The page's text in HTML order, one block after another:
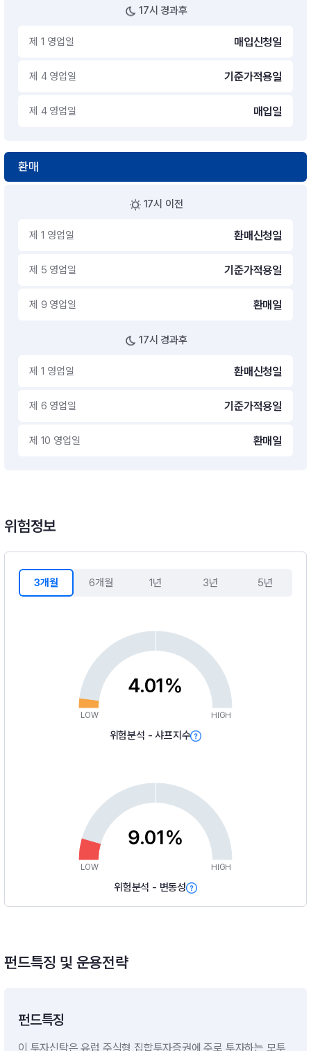
17시 경과후
제 1 영업일 매입신청일
제 4 영업일 기준가적용일
제 4 영업일 매입일
환매
17시 이전
제 1 영업일 환매신청일
제 5 영업일 기준가적용일
제 9 영업일 환매일
17시 경과후
제 1 영업일 환매신청일
제 6 영업일 기준가적용일
제 10 영업일 환매일
위험정보
3개월 6개월 1년 3년 5년
4.01%
LOW HIGH
위험분석 - 샤프지수
9.01%
LOW HIGH
위험분석 - 변동성
펀드특징 및 운용전략
펀드특징
이 투자신탁은 유럽 주식형 집합투자증권에 주로 투자하는 모투